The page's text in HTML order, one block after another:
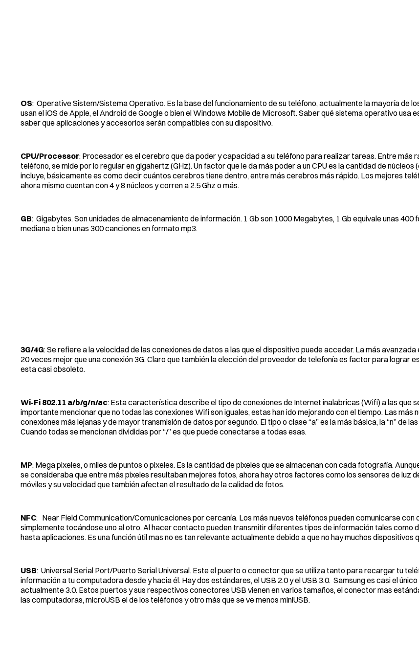
OS: Operative Sistem/Sistema Operativo. Es la base del funcionamiento de su teléfono, actualmente la mayoría de
usan el iOS de Apple, el Android de Google o bien el Windows Mobile de Microsoft. Saber qué sistema operativo usa
saber que aplicaciones y accesorios serán compatibles con su dispositivo.
CPU/Processor: Procesador es el cerebro que da poder y capacidad a su teléfono para realizar tareas. Entre más
teléfono, se mide por lo regular en gigahertz (GHz). Un factor que le da más poder a un CPU es la cantidad de núcleos
incluye, básicamente es como decir cuántos cerebros tiene dentro, entre más cerebros más rápido. Los mejores
ahora mismo cuentan con 4 y 8 núcleos y corren a 2.5 Ghz o más.
GB: Gigabytes. Son unidades de almacenamiento de información. 1 Gb son 1000 Megabytes, 1 Gb equivale unas 400
mediana o bien unas 300 canciones en formato mp3.
3G/4G: Se refiere a la velocidad de las conexiones de datos a las que el dispositivo puede acceder. La más avanzada
20 veces mejor que una conexión 3G. Claro que también la elección del proveedor de telefonía es factor para lograr
esta casi obsoleto.
Wi-Fi 802.11 a/b/g/n/ac: Esta característica describe el tipo de conexiones de Internet inalabricas (Wifi) a las que
importante mencionar que no todas las conexiones Wifi son iguales, estas han ido mejorando con el tiempo. Las más
conexiones más lejanas y de mayor transmisión de datos por segundo. El tipo o clase “a” es la más básica, la “n” de
Cuando todas se mencionan divididas por “/” es que puede conectarse a todas esas.
MP: Mega pixeles, o miles de puntos o pixeles. Es la cantidad de pixeles que se almacenan con cada fotografía.
se consideraba que entre más pixeles resultaban mejores fotos, ahora hay otros factores como los sensores de luz
móviles y su velocidad que también afectan el resultado de la calidad de fotos.
NFC: Near Field Communication/Comunicaciones por cercanía. Los más nuevos teléfonos pueden comunicarse con
simplemente tocándose uno al otro. Al hacer contacto pueden transmitir diferentes tipos de información tales como
hasta aplicaciones. Es una función útil mas no es tan relevante actualmente debido a que no hay muchos dispositivos
USB: Universal Serial Port/Puerto Serial Universal. Este el puerto o conector que se utiliza tanto para recargar tu
información a tu computadora desde y hacia él. Hay dos estándares, el USB 2.0 y el USB 3.0. Samsung es casi el
actualmente 3.0. Estos puertos y sus respectivos conectores USB vienen en varios tamaños, el conector mas
las computadoras, microUSB el de los teléfonos y otro más que se ve menos miniUSB.